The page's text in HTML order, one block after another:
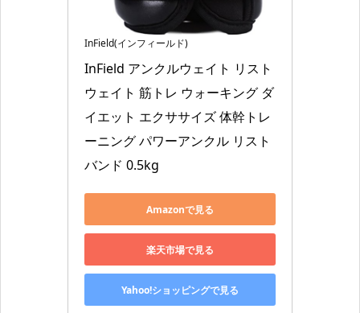
InField(インフィールド)
InField アンクルウェイト リスト
ウェイト 筋トレ ウォーキング ダ
イエット エクササイズ 体幹トレ
ーニング パワーアンクル リスト
バンド 0.5kg
Amazonで見る
楽天市場で見る
Yahoo!ショッピングで見る